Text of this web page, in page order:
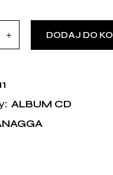
DODAJ DO
ALBUM CD